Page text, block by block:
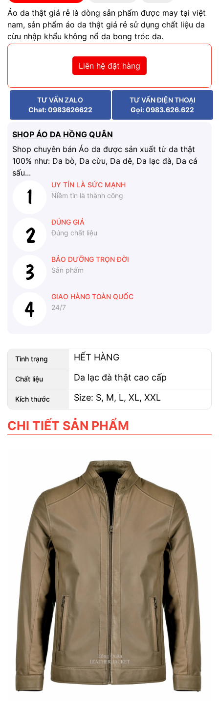
Áo da thật giá rẻ là dòng sản phẩm được may tại việt
nam, sản phẩm áo da thật giá rẻ sử dụng chất liệu da
cừu nhập khẩu không nổ da bong tróc da.
Liên hệ đặt hàng
TƯ VẤN ZALO
Chat: 0983626622
TƯ VẤN ĐIỆN THOẠI
Gọi: 0983.626.622
SHOP ÁO DA HỒNG QUÂN
Shop chuyên bán Áo da được sản xuất từ da thật
100% như: Da bò, Da cừu, Da dê, Da lạc đà, Da cá
sấu...
UY TÍN LÀ SỨC MẠNH
Niềm tin là thành công
ĐÚNG GIÁ
Đúng chất liệu
BẢO DƯỠNG TRỌN ĐỜI
Sản phẩm
GIAO HÀNG TOÀN QUỐC
24/7
Tình trạng HẾT HÀNG
Chất liệu Da lạc đà thật cao cấp
Kích thước Size: S, M, L, XL, XXL
CHI TIẾT SẢN PHẨM